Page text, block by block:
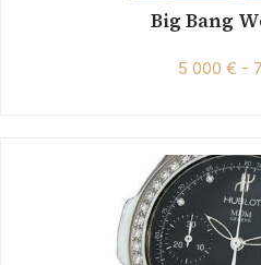
Big Bang
5 000 € -